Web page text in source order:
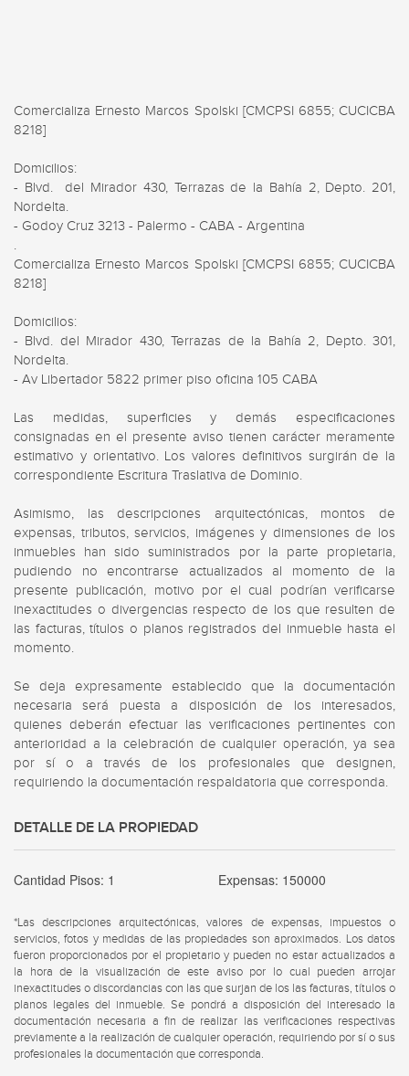
Comercializa Ernesto Marcos Spolski [CMCPSI 6855; CUCICBA
8218]
Domicilios:
- Blvd.  del Mirador 430, Terrazas de la Bahía 2, Depto. 201,
Nordelta.
- Godoy Cruz 3213 - Palermo - CABA - Argentina
.
Comercializa Ernesto Marcos Spolski [CMCPSI 6855; CUCICBA
8218]
Domicilios:
- Blvd. del Mirador 430, Terrazas de la Bahía 2, Depto. 301,
Nordelta.
- Av Libertador 5822 primer piso oficina 105 CABA
Las medidas, superficies y demás especificaciones
consignadas en el presente aviso tienen carácter meramente
estimativo y orientativo. Los valores definitivos surgirán de la
correspondiente Escritura Traslativa de Dominio.
Asimismo, las descripciones arquitectónicas, montos de
expensas, tributos, servicios, imágenes y dimensiones de los
inmuebles han sido suministrados por la parte propietaria,
pudiendo no encontrarse actualizados al momento de la
presente publicación, motivo por el cual podrían verificarse
inexactitudes o divergencias respecto de los que resulten de
las facturas, títulos o planos registrados del inmueble hasta el
momento.
Se deja expresamente establecido que la documentación
necesaria será puesta a disposición de los interesados,
quienes deberán efectuar las verificaciones pertinentes con
anterioridad a la celebración de cualquier operación, ya sea
por sí o a través de los profesionales que designen,
requiriendo la documentación respaldatoria que corresponda.
DETALLE DE LA PROPIEDAD
Cantidad Pisos: 1 Expensas: 150000
*Las descripciones arquitectónicas, valores de expensas, impuestos o
servicios, fotos y medidas de las propiedades son aproximados. Los datos
fueron proporcionados por el propietario y pueden no estar actualizados a
la hora de la visualización de este aviso por lo cual pueden arrojar
inexactitudes o discordancias con las que surjan de los las facturas, títulos o
planos legales del inmueble. Se pondrá a disposición del interesado la
documentación necesaria a fin de realizar las verificaciones respectivas
previamente a la realización de cualquier operación, requiriendo por sí o sus
profesionales la documentación que corresponda.